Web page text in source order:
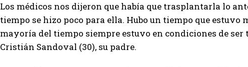
Los médicos nos dijeron que había que trasplantarla lo
tiempo se hizo poco para ella. Hubo un tiempo que estuvo
mayoría del tiempo siempre estuvo en condiciones de ser
Cristián Sandoval (30), su padre.